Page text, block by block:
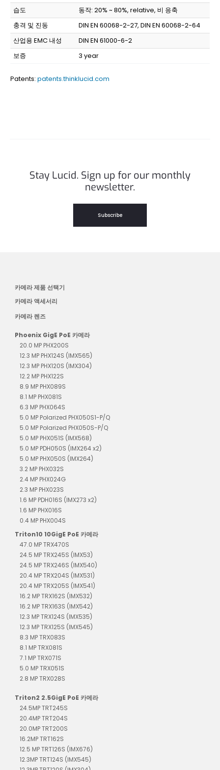
습도
동작: 20% ~ 80%, relative, 비 응축
충격 및 진동
DIN EN 60068-2-27, DIN EN 60068-2-64
산업용 EMC 내성
DIN EN 61000-6-2
보증
3 year
Patents: patents.thinklucid.com
Stay Lucid. Sign up for our monthly
newsletter.
Subscribe
카메라 제품 선택기
카메라 액세서리
카메라 렌즈
Phoenix GigE PoE 카메라
20.0 MP PHX200S
12.3 MP PHX124S (IMX565)
12.3 MP PHX120S (IMX304)
12.2 MP PHX122S
8.9 MP PHX089S
8.1 MP PHX081S
6.3 MP PHX064S
5.0 MP Polarized PHX050S1-P/Q
5.0 MP Polarized PHX050S-P/Q
5.0 MP PHX051S (IMX568)
5.0 MP PDH050S (IMX264 x2)
5.0 MP PHX050S (IMX264)
3.2 MP PHX032S
2.4 MP PHX024G
2.3 MP PHX023S
1.6 MP PDH016S (IMX273 x2)
1.6 MP PHX016S
0.4 MP PHX004S
Triton10 10GigE PoE 카메라
47.0 MP TRX470S
24.5 MP TRX245S (IMX53)
24.5 MP TRX246S (IMX540)
20.4 MP TRX204S (IMX531)
20.4 MP TRX205S (IMX541)
16.2 MP TRX162S (IMX532)
16.2 MP TRX163S (IMX542)
12.3 MP TRX124S (IMX535)
12.3 MP TRX125S (IMX545)
8.3 MP TRX083S
8.1 MP TRX081S
7.1 MP TRX071S
5.0 MP TRX051S
2.8 MP TRX028S
Triton2 2.5GigE PoE 카메라
24.5MP TRT245S
20.4MP TRT204S
20.0MP TRT200S
16.2MP TRT162S
12.5 MP TRT126S (IMX676)
12.3MP TRT124S (IMX545)